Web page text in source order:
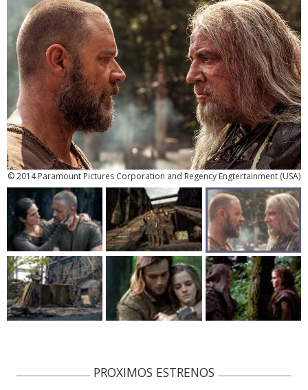
© 2014 Paramount Pictures Corporation and Regency Engtertainment (USA)
PROXIMOS ESTRENOS